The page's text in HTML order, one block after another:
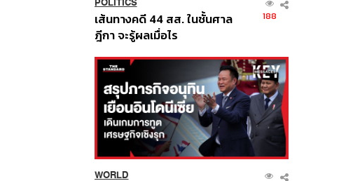
POLITICS
เส้นทางคดี 44 สส. ในชั้นศาล
ฎีกา จะรู้ผลเมื่อไร
188
WORLD